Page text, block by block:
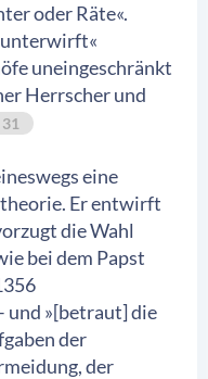
oder Räte«.
uneingeschränkt
Herrscher und
31
eine
Er entwirft
die Wahl
bei dem Papst
und »[betraut] die
der
der